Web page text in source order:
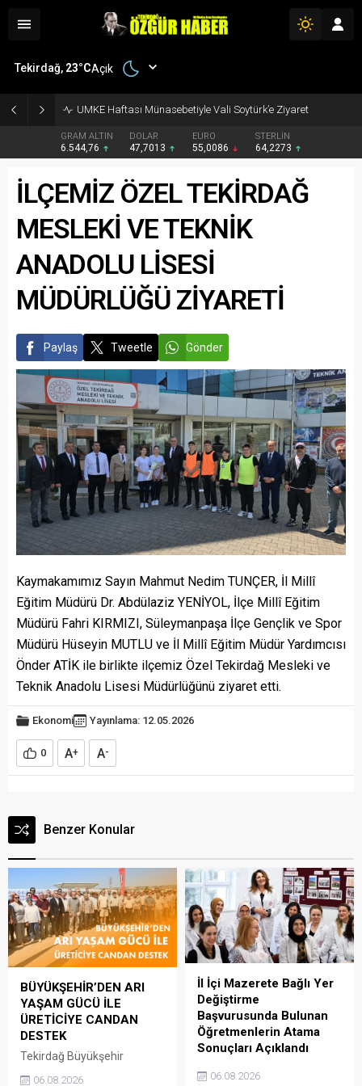
UMKE Haftası Münasebetiyle Vali Soytürk’e Ziyaret
GRAM ALTIN
6.544,76
DOLAR
47,7013
EURO
55,0086
STERLİN
64,2273
Tekirdağ, 23°CAçık
İLÇEMİZ ÖZEL TEKİRDAĞ
MESLEKİ VE TEKNİK
ANADOLU LİSESİ
MÜDÜRLÜĞÜ ZİYARETİ
Paylaş Tweetle Gönder
Kaymakamımız Sayın Mahmut Nedim TUNÇER, İl Millî
Eğitim Müdürü Dr. Abdülaziz YENİYOL, İlçe Millî Eğitim
Müdürü Fahri KIRMIZI, Süleymanpaşa İlçe Gençlik ve Spor
Müdürü Hüseyin MUTLU ve İl Millî Eğitim Müdür Yardımcısı
Önder ATİK ile birlikte ilçemiz Özel Tekirdağ Mesleki ve
Teknik Anadolu Lisesi Müdürlüğünü ziyaret etti.
Ekonomi Yayınlama: 12.05.2026
0 A+ A-
Benzer Konular
BÜYÜKŞEHİR’DEN ARI
YAŞAM GÜCÜ İLE
ÜRETİCİYE CANDAN
DESTEK
Tekirdağ Büyükşehir
06.08.2026
İl İçi Mazerete Bağlı Yer
Değiştirme
Başvurusunda Bulunan
Öğretmenlerin Atama
Sonuçları Açıklandı
06.08.2026